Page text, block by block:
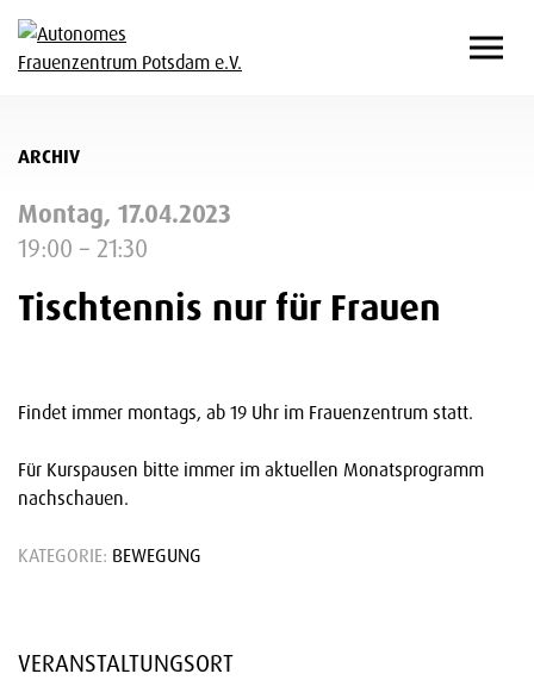
ARCHIV
Montag, 17.04.2023
19:00 – 21:30
Tischtennis nur für Frauen
Findet immer montags, ab 19 Uhr im Frauenzentrum statt.
Für Kurspausen bitte immer im aktuellen Monatsprogramm
nachschauen.
KATEGORIE: BEWEGUNG
VERANSTALTUNGSORT